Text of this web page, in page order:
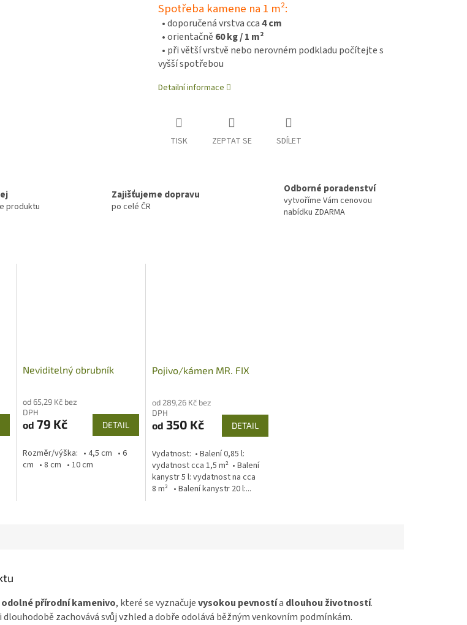
Spotřeba kamene na 1 m²:
• doporučená vrstva cca4 cm
• orientačně 60 kg / 1 m²
• při větší vrstvě nebo nerovném podkladu počítejte s
vyšší spotřebou
Detailní informace
TISK ZEPTAT SE SDÍLET
produktu
Zajišťujeme dopravu
po celé ČR
Odborné poradenství
vytvoříme Vám cenovou
nabídku ZDARMA
Neviditelný obrubník
od 65,29 Kč bez
DPH
od 79 Kč DETAIL
Rozměr/výška: • 4,5 cm • 6
cm • 8 cm • 10 cm
Pojivo/kámen MR. FIX
od 289,26 Kč bez
DPH
od 350 Kč DETAIL
Vydatnost: • Balení 0,85 l:
vydatnost cca 1,5 m² • Balení
kanystr 5 l: vydatnost na cca
8 m² • Balení kanystr 20 l:...
odolné přírodní kamenivo, které se vyznačujevysokou pevnostía dlouhou životností.
zachovává svůj vzhled a dobře odolává běžným venkovním podmínkám.